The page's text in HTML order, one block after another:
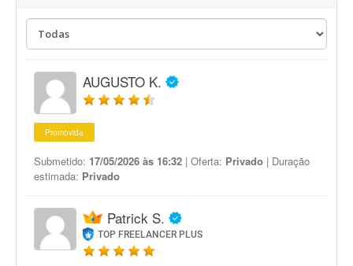
AUGUSTO K.
Promovida
Submetido: 17/05/2026 às 16:32 | Oferta: Privado | Duração
estimada: Privado
Patrick S.
TOP FREELANCER PLUS